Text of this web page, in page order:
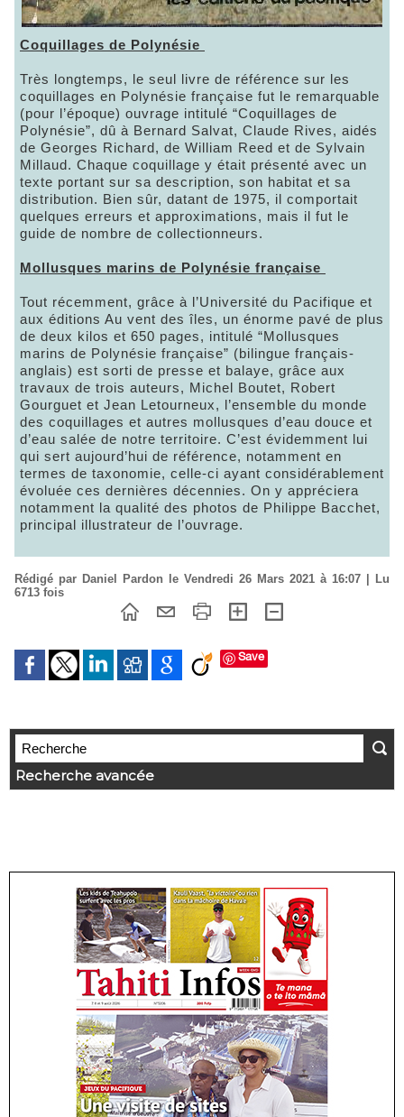
Coquillages de Polynésie
Très longtemps, le seul livre de référence sur les
coquillages en Polynésie française fut le remarquable
(pour l’époque) ouvrage intitulé “Coquillages de
Polynésie”, dû à Bernard Salvat, Claude Rives, aidés
de Georges Richard, de William Reed et de Sylvain
Millaud. Chaque coquillage y était présenté avec un
texte portant sur sa description, son habitat et sa
distribution. Bien sûr, datant de 1975, il comportait
quelques erreurs et approximations, mais il fut le
guide de nombre de collectionneurs.
Mollusques marins de Polynésie française
Tout récemment, grâce à l’Université du Pacifique et
aux éditions Au vent des îles, un énorme pavé de plus
de deux kilos et 650 pages, intitulé “Mollusques
marins de Polynésie française” (bilingue français-
anglais) est sorti de presse et balaye, grâce aux
travaux de trois auteurs, Michel Boutet, Robert
Gourguet et Jean Letourneux, l’ensemble du monde
des coquillages et autres mollusques d’eau douce et
d’eau salée de notre territoire. C’est évidemment lui
qui sert aujourd’hui de référence, notamment en
termes de taxonomie, celle-ci ayant considérablement
évoluée ces dernières décennies. On y appréciera
notamment la qualité des photos de Philippe Bacchet,
principal illustrateur de l’ouvrage.
Rédigé par Daniel Pardon le Vendredi 26 Mars 2021 à 16:07 | Lu
6713 fois
Save
Recherche avancée